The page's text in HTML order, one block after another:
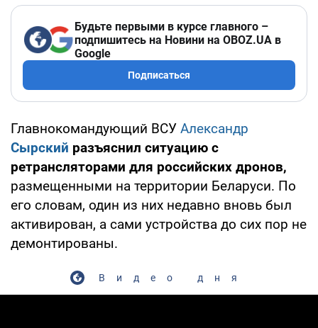
Будьте первыми в курсе главного –
подпишитесь на Новини на OBOZ.UA в
Google
Подписаться
Главнокомандующий ВСУ Александр
Сырский разъяснил ситуацию с
ретрансляторами для российских дронов,
размещенными на территории Беларуси. По
его словам, один из них недавно вновь был
активирован, а сами устройства до сих пор не
демонтированы.
Видео дня